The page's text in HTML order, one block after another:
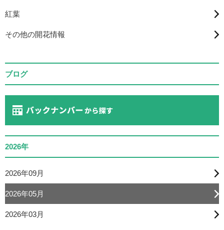
紅葉
その他の開花情報
ブログ
2026年
2026年09月
2026年05月
2026年03月